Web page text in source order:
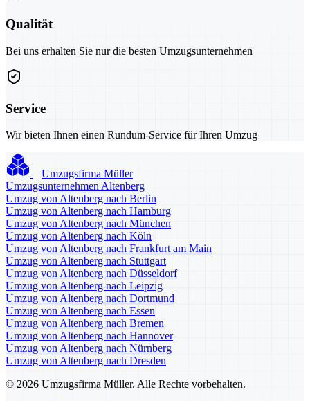
Qualität
Bei uns erhalten Sie nur die besten Umzugsunternehmen
Service
Wir bieten Ihnen einen Rundum-Service für Ihren Umzug
Umzugsfirma Müller
Umzugsunternehmen Altenberg
Umzug von Altenberg nach Berlin
Umzug von Altenberg nach Hamburg
Umzug von Altenberg nach München
Umzug von Altenberg nach Köln
Umzug von Altenberg nach Frankfurt am Main
Umzug von Altenberg nach Stuttgart
Umzug von Altenberg nach Düsseldorf
Umzug von Altenberg nach Leipzig
Umzug von Altenberg nach Dortmund
Umzug von Altenberg nach Essen
Umzug von Altenberg nach Bremen
Umzug von Altenberg nach Hannover
Umzug von Altenberg nach Nürnberg
Umzug von Altenberg nach Dresden
© 2026 Umzugsfirma Müller. Alle Rechte vorbehalten.